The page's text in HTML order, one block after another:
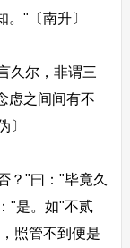
"〔南升〕
尔，非谓三
虑之间间有不
〕
"曰："毕竟久
"是。如"不贰
照管不到便是